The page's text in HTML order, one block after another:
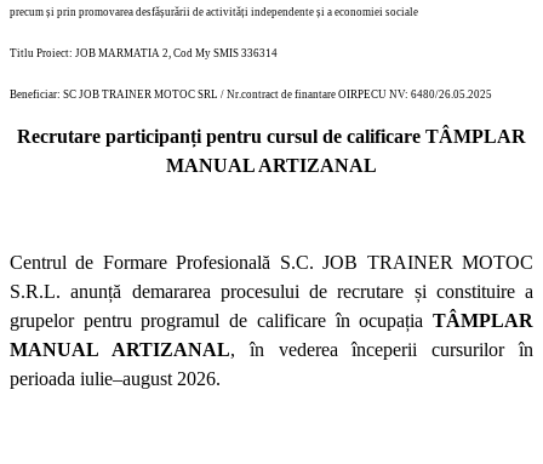
precum și prin promovarea desfășurării de activități independente și a economiei sociale
Titlu Proiect: JOB MARMATIA 2, Cod My SMIS 336314
Beneficiar: SC JOB TRAINER MOTOC SRL / Nr.contract de finantare OIRPECU NV: 6480/26.05.2025
Recrutare participanți pentru cursul de calificare TÂMPLAR
MANUAL ARTIZANAL
Centrul de Formare Profesională S.C. JOB TRAINER MOTOC
S.R.L. anunță demararea procesului de recrutare și constituire a
grupelor pentru programul de calificare în ocupația TÂMPLAR
MANUAL ARTIZANAL, în vederea începerii cursurilor în
perioada iulie–august 2026.